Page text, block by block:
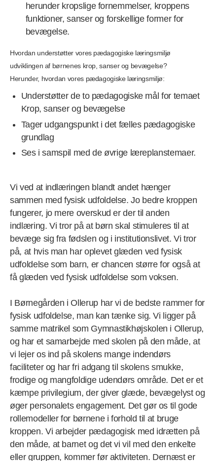
herunder kropslige fornem­melser, kroppens
funktioner, sanser og forskellige former for
bevægelse.
Hvordan understøtter vores pædagogiske læringsmiljø
udviklingen af børnenes krop, sanser og bevægelse?
Herunder, hvordan vores pædagogiske læringsmiljø:
Understøtter de to pædagogiske mål for temaet
Krop, sanser og bevægelse
Tager udgangspunkt i det fælles pædagogiske
grundlag
Ses i samspil med de øvrige læreplanstemaer.
Vi ved at indlæringen blandt andet hænger
sammen med fysisk udfoldelse. Jo bedre kroppen
fungerer, jo mere overskud er der til anden
indlæring. Vi tror på at børn skal stimuleres til at
bevæge sig fra fødslen og i institutionslivet. Vi tror
på, at hvis man har oplevet glæden ved fysisk
udfoldelse som barn, er chancen større for også at
få glæden ved fysisk udfoldelse som voksen.
I Børnegården i Ollerup har vi de bedste rammer for
fysisk udfoldelse, man kan tænke sig. Vi ligger på
samme matrikel som Gymnastikhøjskolen i Ollerup,
og har et samarbejde med skolen på den måde, at
vi lejer os ind på skolens mange indendørs
faciliteter og har fri adgang til skolens smukke,
frodige og mangfoldige udendørs område. Det er et
kæmpe privilegium, der giver glæde, bevægelyst og
øger personalets engagement. Det gør os til gode
rollemodeller for børnene i forhold til at bruge
kroppen. Vi arbejder pædagogisk med idrætten på
den måde, at barnet og det vi vil med den enkelte
eller gruppen, kommer før aktiviteten. Dernæst er